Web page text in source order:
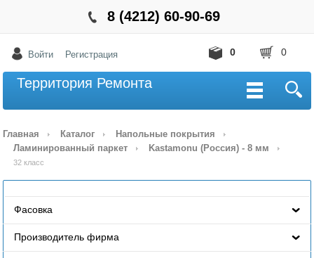
8 (4212) 60-90-69
Войти Регистрация 0
0
Территория Ремонта
Главная Каталог
Напольные покрытия
Ламинированный паркет
Kastamonu (Росcия) - 8 мм
32 класс
Фасовка
Производитель фирма